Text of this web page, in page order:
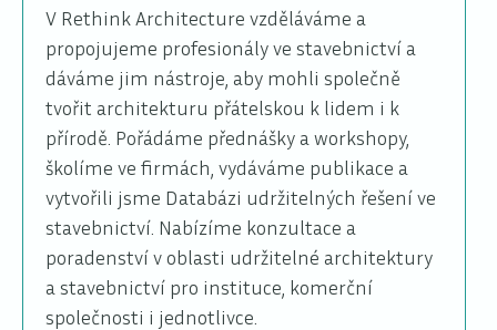
V Rethink Architecture vzděláváme a
propojujeme profesionály ve stavebnictví a
dáváme jim nástroje, aby mohli společně
tvořit architekturu přátelskou k lidem i k
přírodě. Pořádáme přednášky a workshopy,
školíme ve firmách, vydáváme publikace a
vytvořili jsme Databázi udržitelných řešení ve
stavebnictví. Nabízíme konzultace a
poradenství v oblasti udržitelné architektury
a stavebnictví pro instituce, komerční
společnosti i jednotlivce.